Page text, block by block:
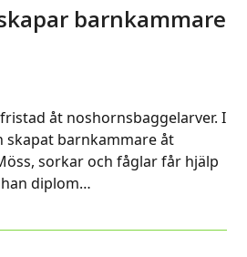
barnkammare
åt noshornsbaggelarver. I
skapat barnkammare åt
sorkar och fåglar får hjälp
diplom…